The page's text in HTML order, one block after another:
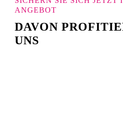
ANGEBOT
DAVON
UNS